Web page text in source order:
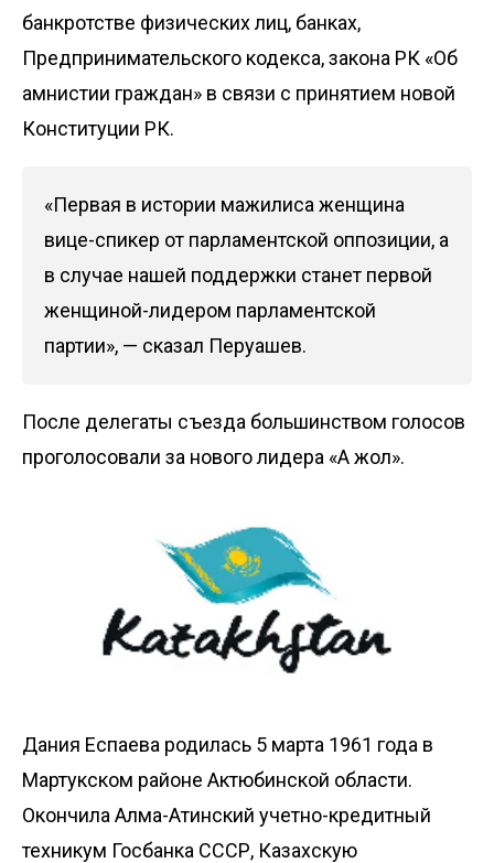
банкротстве физических лиц, банках,
Предпринимательского кодекса, закона РК «Об
амнистии граждан» в связи с принятием новой
Конституции РК.
«Первая в истории мажилиса женщина
вице-спикер от парламентской оппозиции, а
в случае нашей поддержки станет первой
женщиной-лидером парламентской
партии», — сказал Перуашев.
После делегаты съезда большинством голосов
проголосовали за нового лидера «Ақ жол».
Дания Еспаева родилась 5 марта 1961 года в
Мартукском районе Актюбинской области.
Окончила Алма-Атинский учетно-кредитный
техникум Госбанка СССР, Казахскую